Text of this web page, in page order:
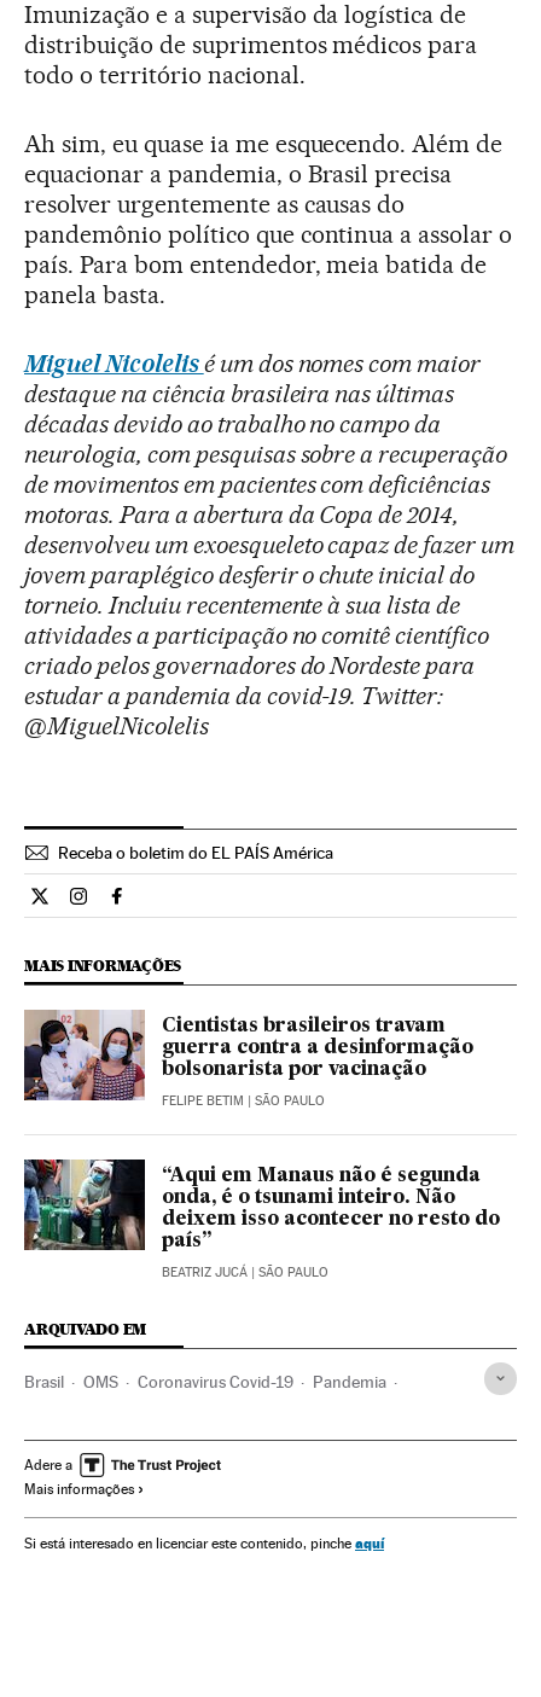
Imunização e a supervisão da logística de
distribuição de suprimentos médicos para
todo o território nacional.
Ah sim, eu quase ia me esquecendo. Além de
equacionar a pandemia, o Brasil precisa
resolver urgentemente as causas do
pandemônio político que continua a assolar o
país. Para bom entendedor, meia batida de
panela basta.
Miguel Nicolelisé um dos nomes com maior
destaque na ciência brasileira nas últimas
décadas devido ao trabalho no campo da
neurologia, com pesquisas sobre a recuperação
de movimentos em pacientes com deficiências
motoras. Para a abertura da Copa de 2014,
desenvolveu um exoesqueleto capaz de fazer um
jovem paraplégico desferir o chute inicial do
torneio. Incluiu recentemente à sua lista de
atividades a participação no comitê científico
criado pelos governadores do Nordeste para
estudar a pandemia da covid-19. Twitter:
@MiguelNicolelis
Receba o boletim do EL PAÍS América
Opiniao El País Brasil en Twitter
Opiniao El País Brasil en Instagram
Opiniao El País Brasil en Facebook
MAIS INFORMAÇÕES
Cientistas brasileiros travam
guerra contra a desinformação
bolsonarista por vacinação
FELIPE BETIM | SÃO PAULO
“Aqui em Manaus não é segunda
onda, é o tsunami inteiro. Não
deixem isso acontecer no resto do
país”
BEATRIZ JUCÁ | SÃO PAULO
ARQUIVADO EM
Brasil OMS Coronavirus Covid-19 Pandemia
Ministério Saúde Vacinação
Aislamiento población
Eduardo Pazuello Jair Bolsonaro
Adere a
Mais informações
Si está interesado en licenciar este contenido, pinche aquí